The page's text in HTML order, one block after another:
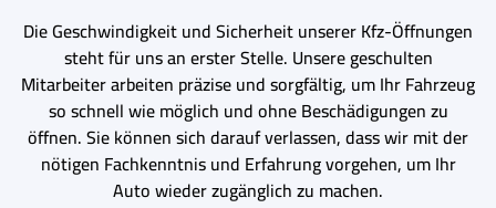
Die Geschwindigkeit und Sicherheit unserer Kfz-Öffnungen
steht für uns an erster Stelle. Unsere geschulten
Mitarbeiter arbeiten präzise und sorgfältig, um Ihr Fahrzeug
so schnell wie möglich und ohne Beschädigungen zu
öffnen. Sie können sich darauf verlassen, dass wir mit der
nötigen Fachkenntnis und Erfahrung vorgehen, um Ihr
Auto wieder zugänglich zu machen.